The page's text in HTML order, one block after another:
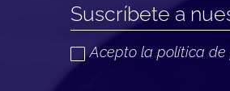
Acepto la política de